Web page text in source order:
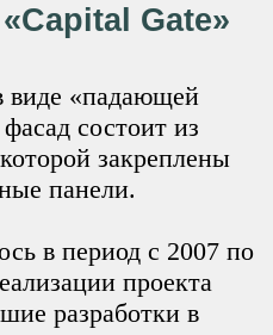
Gate»
виде «падающей
состоит из
закреплены
панели.
в период с 2007 по
проекта
разработки в